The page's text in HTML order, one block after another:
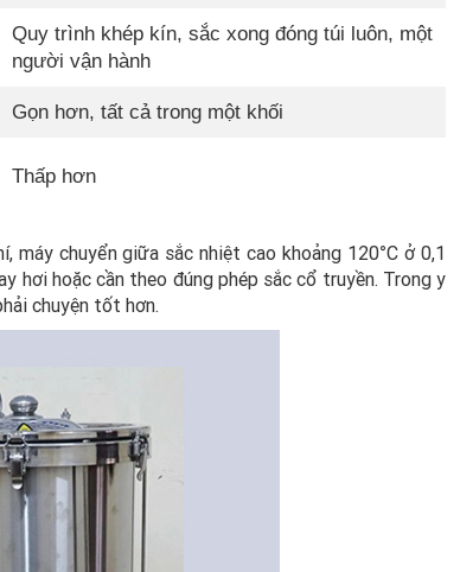
Quy trình khép kín, sắc xong đóng túi luôn, một
người vận hành
Gọn hơn, tất cả trong một khối
Thấp hơn
máy chuyển giữa sắc nhiệt cao khoảng 120°C ở 0,1
hơi hoặc cần theo đúng phép sắc cổ truyền. Trong y
chuyện tốt hơn.